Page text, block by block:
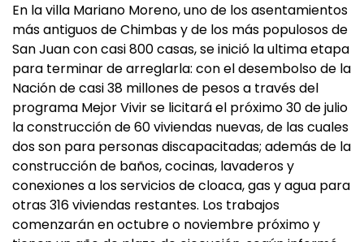
En la villa Mariano Moreno, uno de los asentamientos
más antiguos de Chimbas y de los más populosos de
San Juan con casi 800 casas, se inició la ultima etapa
para terminar de arreglarla: con el desembolso de la
Nación de casi 38 millones de pesos a través del
programa Mejor Vivir se licitará el próximo 30 de julio
la construcción de 60 viviendas nuevas, de las cuales
dos son para personas discapacitadas; además de la
construcción de baños, cocinas, lavaderos y
conexiones a los servicios de cloaca, gas y agua para
otras 316 viviendas restantes. Los trabajos
comenzarán en octubre o noviembre próximo y